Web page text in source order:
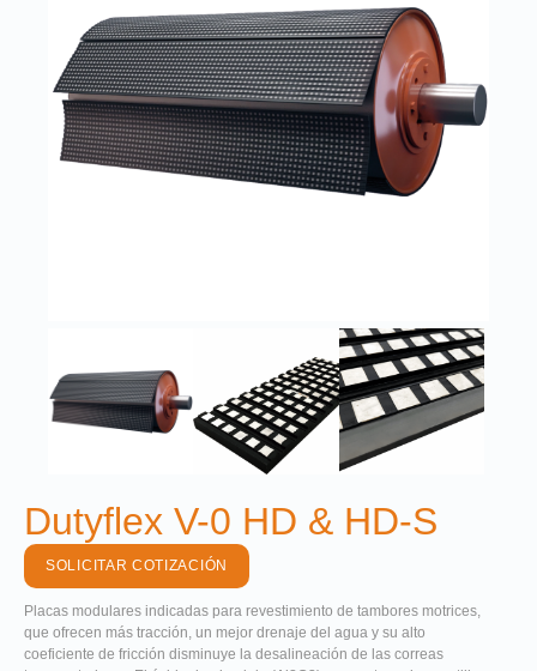
Dutyflex V-0 HD & HD-S
SOLICITAR COTIZACIÓN
Placas modulares indicadas para revestimiento de tambores motrices,
que ofrecen más tracción, un mejor drenaje del agua y su alto
coeficiente de fricción disminuye la desalineación de las correas